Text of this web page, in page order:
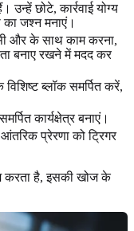
उन्हें छोटे, कार्रवाई योग्य
का जश्न मनाएं।
और के साथ काम करना,
बनाए रखने में मदद कर
ब्लॉक समर्पित करें,
कार्यक्षेत्र बनाएं।
प्रेरणा को ट्रिगर
करता है, इसकी खोज के